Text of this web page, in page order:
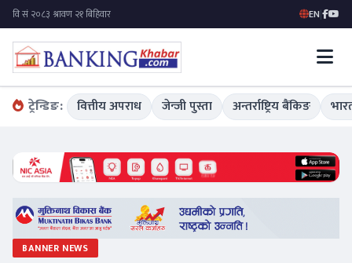
EN|
ट्रेन्डिङ: वित्तीय अपराध जेन्जी पुस्ता अन्तर्राष्ट्रिय बैंकिङ
BANNER NEWS